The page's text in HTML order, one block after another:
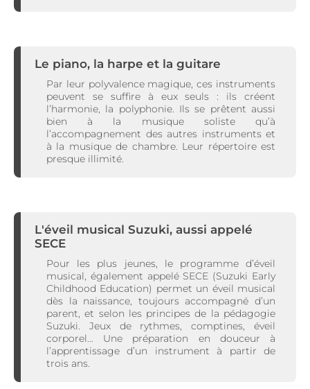
Le piano, la harpe et la guitare
Par leur polyvalence magique, ces instruments
peuvent se suffire à eux seuls : ils créent
l’harmonie, la polyphonie. Ils se prêtent aussi
bien à la musique soliste qu’à
l’accompagnement des autres instruments et
à la musique de chambre. Leur répertoire est
presque illimité.
L'éveil musical Suzuki, aussi appelé
SECE
Pour les plus jeunes, le programme d’éveil
musical, également appelé SECE (Suzuki Early
Childhood Education) permet un éveil musical
dès la naissance, toujours accompagné d’un
parent, et selon les principes de la pédagogie
Suzuki. Jeux de rythmes, comptines, éveil
corporel… Une préparation en douceur à
l’apprentissage d’un instrument à partir de
trois ans.